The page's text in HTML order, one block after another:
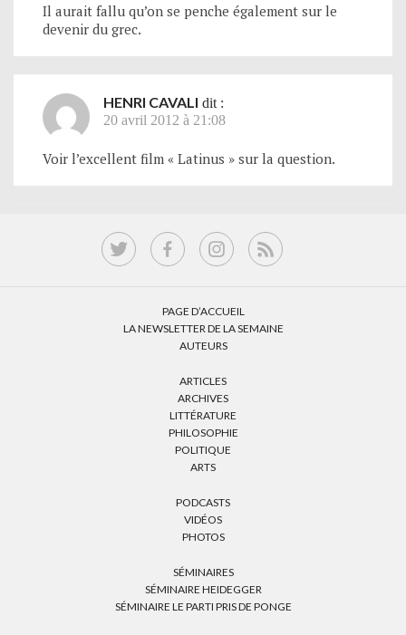
Il aurait fallu qu’on se penche également sur le
devenir du grec.
HENRI CAVALI dit :
20 avril 2012 à 21:08
Voir l’excellent film « Latinus » sur la question.
PAGE D’ACCUEIL
LA NEWSLETTER DE LA SEMAINE
AUTEURS
ARTICLES
ARCHIVES
LITTÉRATURE
PHILOSOPHIE
POLITIQUE
ARTS
PODCASTS
VIDÉOS
PHOTOS
SÉMINAIRES
SÉMINAIRE HEIDEGGER
SÉMINAIRE LE PARTI PRIS DE PONGE